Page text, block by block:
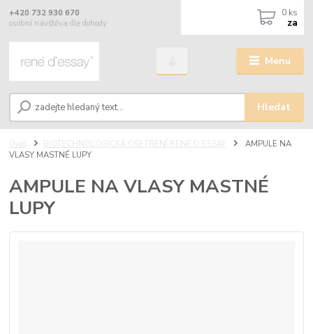
Menu
Hledat
+420 732 930 670
osobní návštěva dle dohody
0 ks
za
Úvod BIOTECHNOLOGICKÁ OŠETŘENÍ RENÉ D’ESSAY
AMPULE NA
VLASY MASTNÉ LUPY
AMPULE NA VLASY MASTNÉ
LUPY